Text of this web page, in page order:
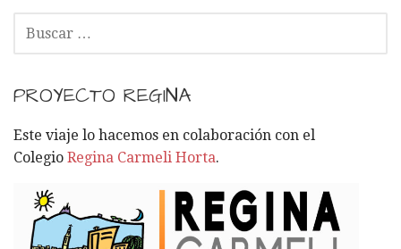
C
R
:
PROYECTO REGINA
Este viaje lo hacemos en colaboración con el
Colegio Regina Carmeli Horta.